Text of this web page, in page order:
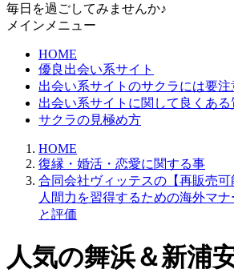
毎日を過ごしてみませんか♪
メインメニュー
HOME
優良出会い系サイト
出会い系サイトのサクラには要注
出会い系サイトに関して良くある
サクラの見極め方
HOME
復縁・婚活・恋愛に関する事
合同会社ヴィッテスの【再販売
人間力を習得するための海外マ
と評価
人気の舞浜＆新浦